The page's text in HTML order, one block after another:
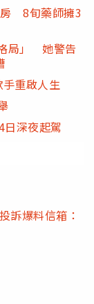
房 8旬藥師擁3
局」 她警告
重啟人生
日深夜起駕
訴爆料信箱：